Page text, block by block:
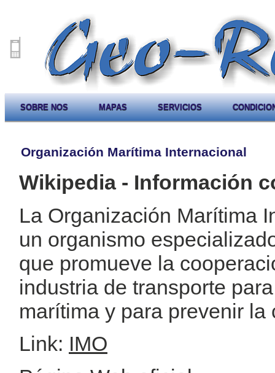
SOBRE NOS MAPAS SERVICIOS
Organización Marítima Internacional
Wikipedia - Información
La Organización Marítima
un organismo
que promueve la
industria de transporte
marítima y para prevenir
Link: IMO